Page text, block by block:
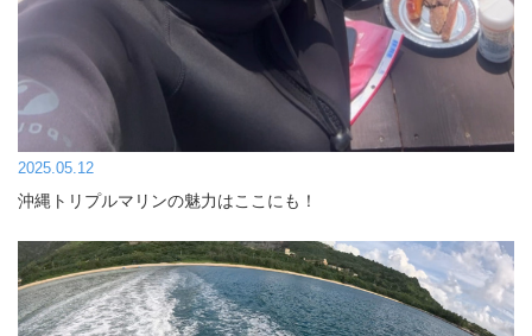
2025.05.12
沖縄トリプルマリンの魅力はここにも！